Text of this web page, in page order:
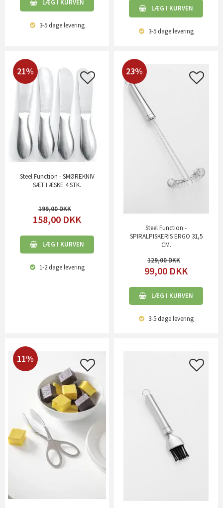
LÆG I KURVEN
3-5 dagelevering
LÆG I KURVEN
3-5 dagelevering
21%
Steel Function - SMØREKNIV
SÆT I ÆSKE 4 STK.
199,00
158,00 DKK
LÆG I KURVEN
1-2 dagelevering
23%
Steel Function -
SPIRALPISKERIS ERGO 31,5
CM.
129,00
99,00 DKK
LÆG I KURVEN
3-5 dagelevering
11%